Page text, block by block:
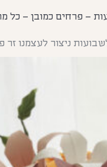
– פרחים כמובן – כל
ניצור לעצמנו